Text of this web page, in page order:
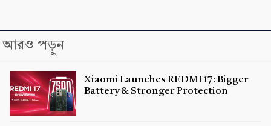
আরও পড়ুন
Xiaomi Launches REDMI 17: Bigger
Battery & Stronger Protection